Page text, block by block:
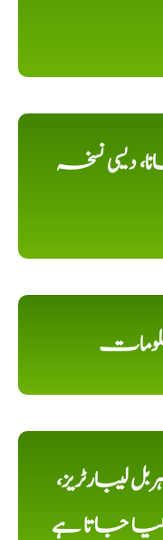
دیسی نسخہ
لیبارٹریز،
کیا جاتا ہے